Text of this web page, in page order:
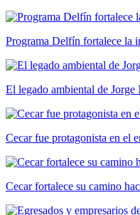
Programa Delfín fortalece la
El legado ambiental de
Cecar fue protagonista en el
Cecar fortalece su camino